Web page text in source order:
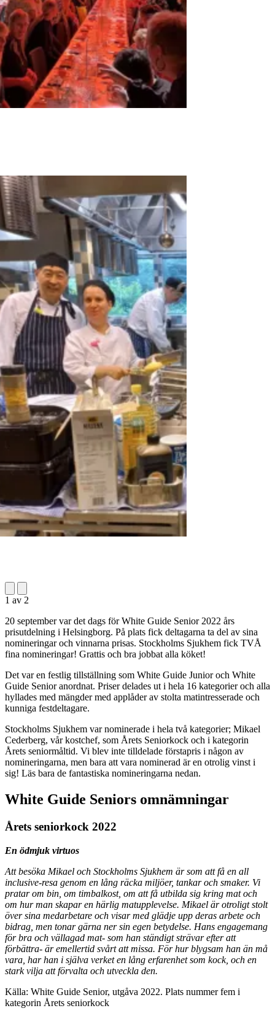
1 av 2
20 september var det dags för White Guide Senior 2022 års
prisutdelning i Helsingborg. På plats fick deltagarna ta del av sina
nomineringar och vinnarna prisas. Stockholms Sjukhem fick TVÅ
fina nomineringar! Grattis och bra jobbat alla köket!
Det var en festlig tillställning som White Guide Junior och White
Guide Senior anordnat. Priser delades ut i hela 16 kategorier och alla
hyllades med mängder med applåder av stolta matintresserade och
kunniga festdeltagare.
Stockholms Sjukhem var nominerade i hela två kategorier; Mikael
Cederberg, vår kostchef, som Årets Seniorkock och i kategorin
Årets seniormåltid. Vi blev inte tilldelade förstapris i någon av
nomineringarna, men bara att vara nominerad är en otrolig vinst i
sig! Läs bara de fantastiska nomineringarna nedan.
White Guide Seniors omnämningar
Årets seniorkock 2022
En ödmjuk virtuos
Att besöka Mikael och Stockholms Sjukhem är som att få en all
inclusive-resa genom en lång räcka miljöer, tankar och smaker. Vi
pratar om bin, om timbalkost, om att få utbilda sig kring mat och
om hur man skapar en härlig matupplevelse. Mikael är otroligt stolt
över sina medarbetare och visar med glädje upp deras arbete och
bidrag, men tonar gärna ner sin egen betydelse. Hans engagemang
för bra och vällagad mat- som han ständigt strävar efter att
förbättra- är emellertid svårt att missa. För hur blygsam han än må
vara, har han i själva verket en lång erfarenhet som kock, och en
stark vilja att förvalta och utveckla den.
Källa: White Guide Senior, utgåva 2022. Plats nummer fem i
kategorin Årets seniorkock